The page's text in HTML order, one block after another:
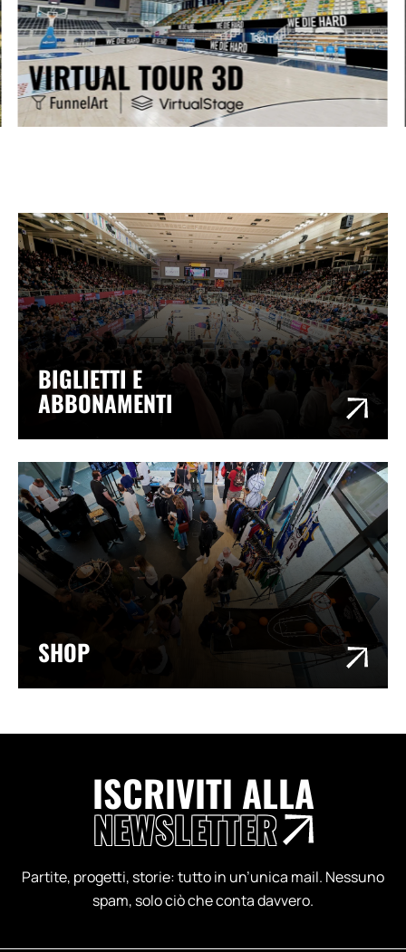
BIGLIETTI E
ABBONAMENTI
SHOP
ISCRIVITI ALLA
NEWSLETTER
Partite, progetti, storie: tutto in un’unica mail. Nessuno
spam, solo ciò che conta davvero.